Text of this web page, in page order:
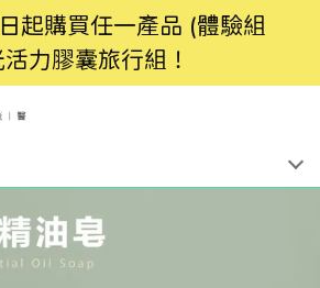
起購買任一產品 (體驗組
力膠囊旅行組！